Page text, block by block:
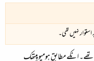
نہیں تھی۔
انکے مطابق ہومیوپیتھک